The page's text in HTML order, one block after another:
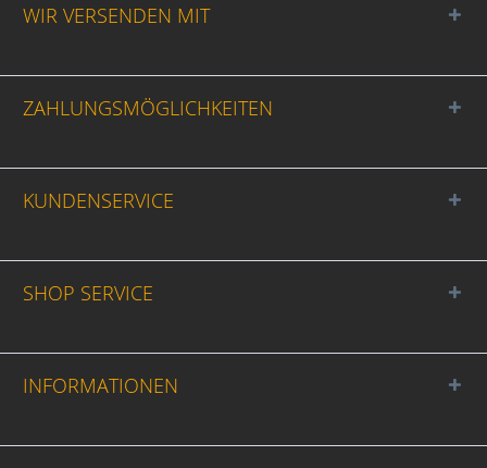
WIR VERSENDEN MIT
ZAHLUNGSMÖGLICHKEITEN
KUNDENSERVICE
SHOP SERVICE
INFORMATIONEN